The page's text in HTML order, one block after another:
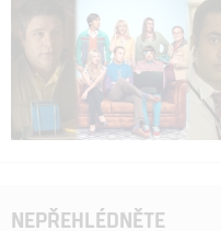
NEPŘEHLÉDNĚTE